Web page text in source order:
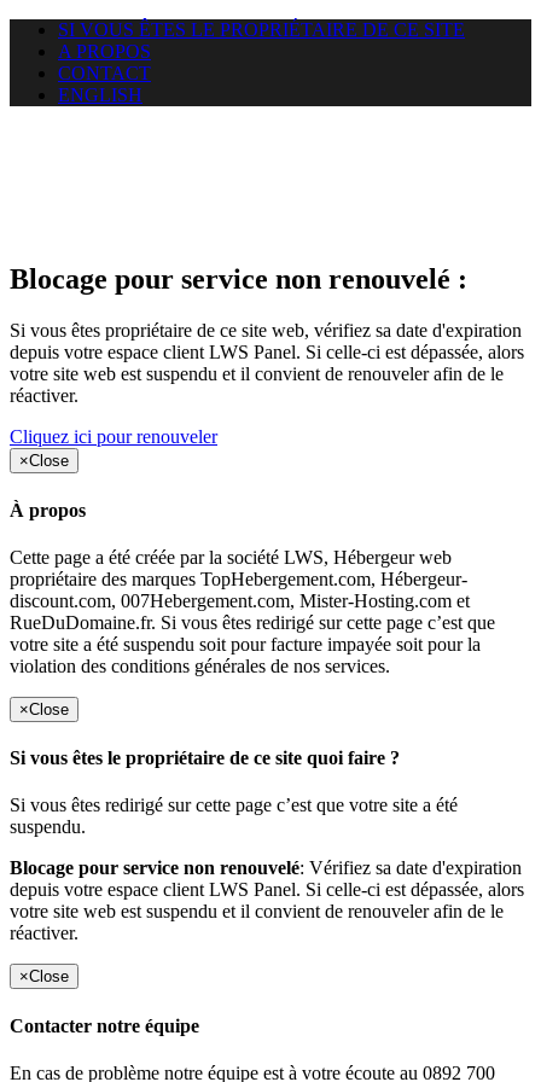
SI VOUS ÊTES LE PROPRIÉTAIRE DE CE SITE
A PROPOS
CONTACT
ENGLISH
Blocage pour service non renouvelé :
Si vous êtes propriétaire de ce site web, vérifiez sa date d'expiration
depuis votre espace client LWS Panel. Si celle-ci est dépassée, alors
votre site web est suspendu et il convient de renouveler afin de le
réactiver.
Cliquez ici pour renouveler
×Close
À propos
Cette page a été créée par la société LWS, Hébergeur web
propriétaire des marques TopHebergement.com, Hébergeur-
discount.com, 007Hebergement.com, Mister-Hosting.com et
RueDuDomaine.fr. Si vous êtes redirigé sur cette page c’est que
votre site a été suspendu soit pour facture impayée soit pour la
violation des conditions générales de nos services.
×Close
Si vous êtes le propriétaire de ce site quoi faire ?
Si vous êtes redirigé sur cette page c’est que votre site a été
suspendu.
Blocage pour service non renouvelé: Vérifiez sa date d'expiration
depuis votre espace client LWS Panel. Si celle-ci est dépassée, alors
votre site web est suspendu et il convient de renouveler afin de le
réactiver.
×Close
Contacter notre équipe
En cas de problème notre équipe est à votre écoute au 0892 700